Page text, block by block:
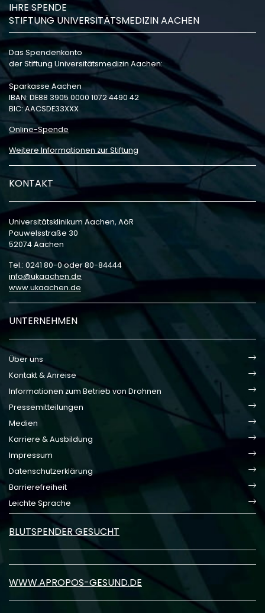
IHRE SPENDE
STIFTUNG UNIVERSITÄTSMEDIZIN AACHEN
Das Spendenkonto
der Stiftung Universitätsmedizin Aachen:
Sparkasse Aachen
IBAN: DE88 3905 0000 1072 4490 42
BIC: AACSDE33XXX
Online-Spende
Weitere Informationen zur Stiftung
KONTAKT
Universitätsklinikum Aachen, AöR
Pauwelsstraße 30
52074 Aachen
Tel.: 0241 80-0 oder 80-84444
info
ukaachen de
www.ukaachen.de
UNTERNEHMEN
Über uns
Kontakt & Anreise
Informationen zum Betrieb von Drohnen
Pressemitteilungen
Medien
Karriere & Ausbildung
Impressum
Datenschutzerklärung
Barrierefreiheit
Leichte Sprache
BLUTSPENDER GESUCHT
WWW.APROPOS-GESUND.DE